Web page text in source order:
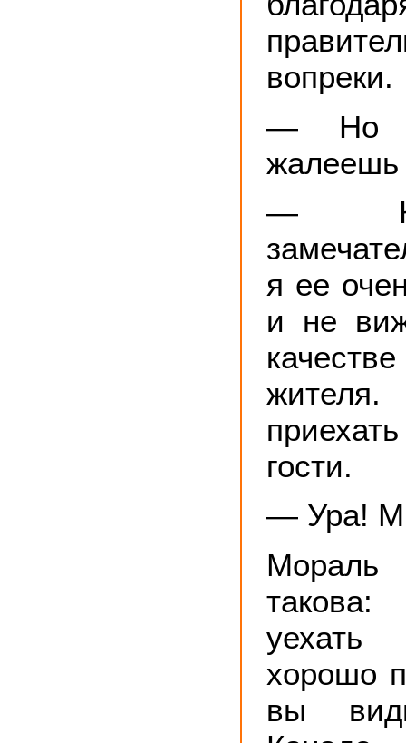
вопреки.
— Но
жалеешь
—
я ее
и не
гости.
— Ура!
хорошо
вы